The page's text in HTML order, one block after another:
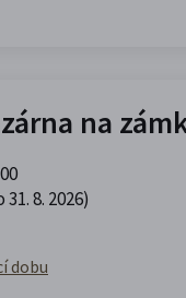
na
8. 2026)
dobu